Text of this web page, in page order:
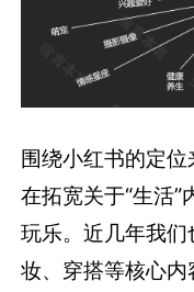
围绕小红书的定
在拓宽关于“生活
玩乐。近几年我
妆、穿搭等核心